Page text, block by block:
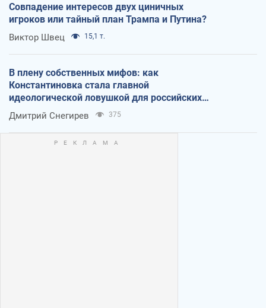
Совпадение интересов двух циничных
игроков или тайный план Трампа и Путина?
Виктор Швец 15,1 т.
В плену собственных мифов: как
Константиновка стала главной
идеологической ловушкой для российских
оккупантов
Дмитрий Снегирев 375